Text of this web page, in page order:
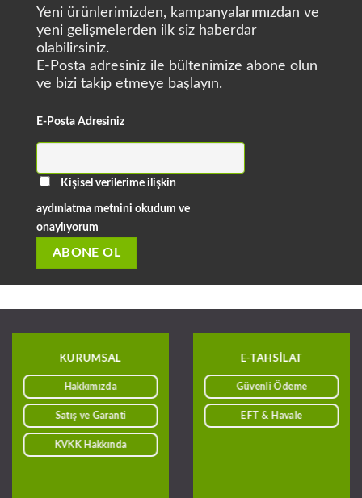
Yeni ürünlerimizden, kampanyalarımızdan ve
yeni gelişmelerden ilk siz haberdar
olabilirsiniz.
E-Posta adresiniz ile bültenimize abone olun
ve bizi takip etmeye başlayın.
E-Posta Adresiniz
Kişisel verilerime ilişkin
aydınlatma metnini okudum ve
onaylıyorum
KURUMSAL
Hakkımızda
Satış ve Garanti
KVKK Hakkında
E-TAHSILAT
Güvenli Ödeme
EFT & Havale